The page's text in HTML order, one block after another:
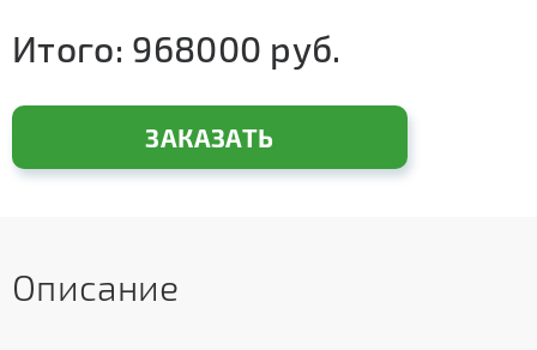
Итого: 968000 руб.
ЗАКАЗАТЬ
Описание